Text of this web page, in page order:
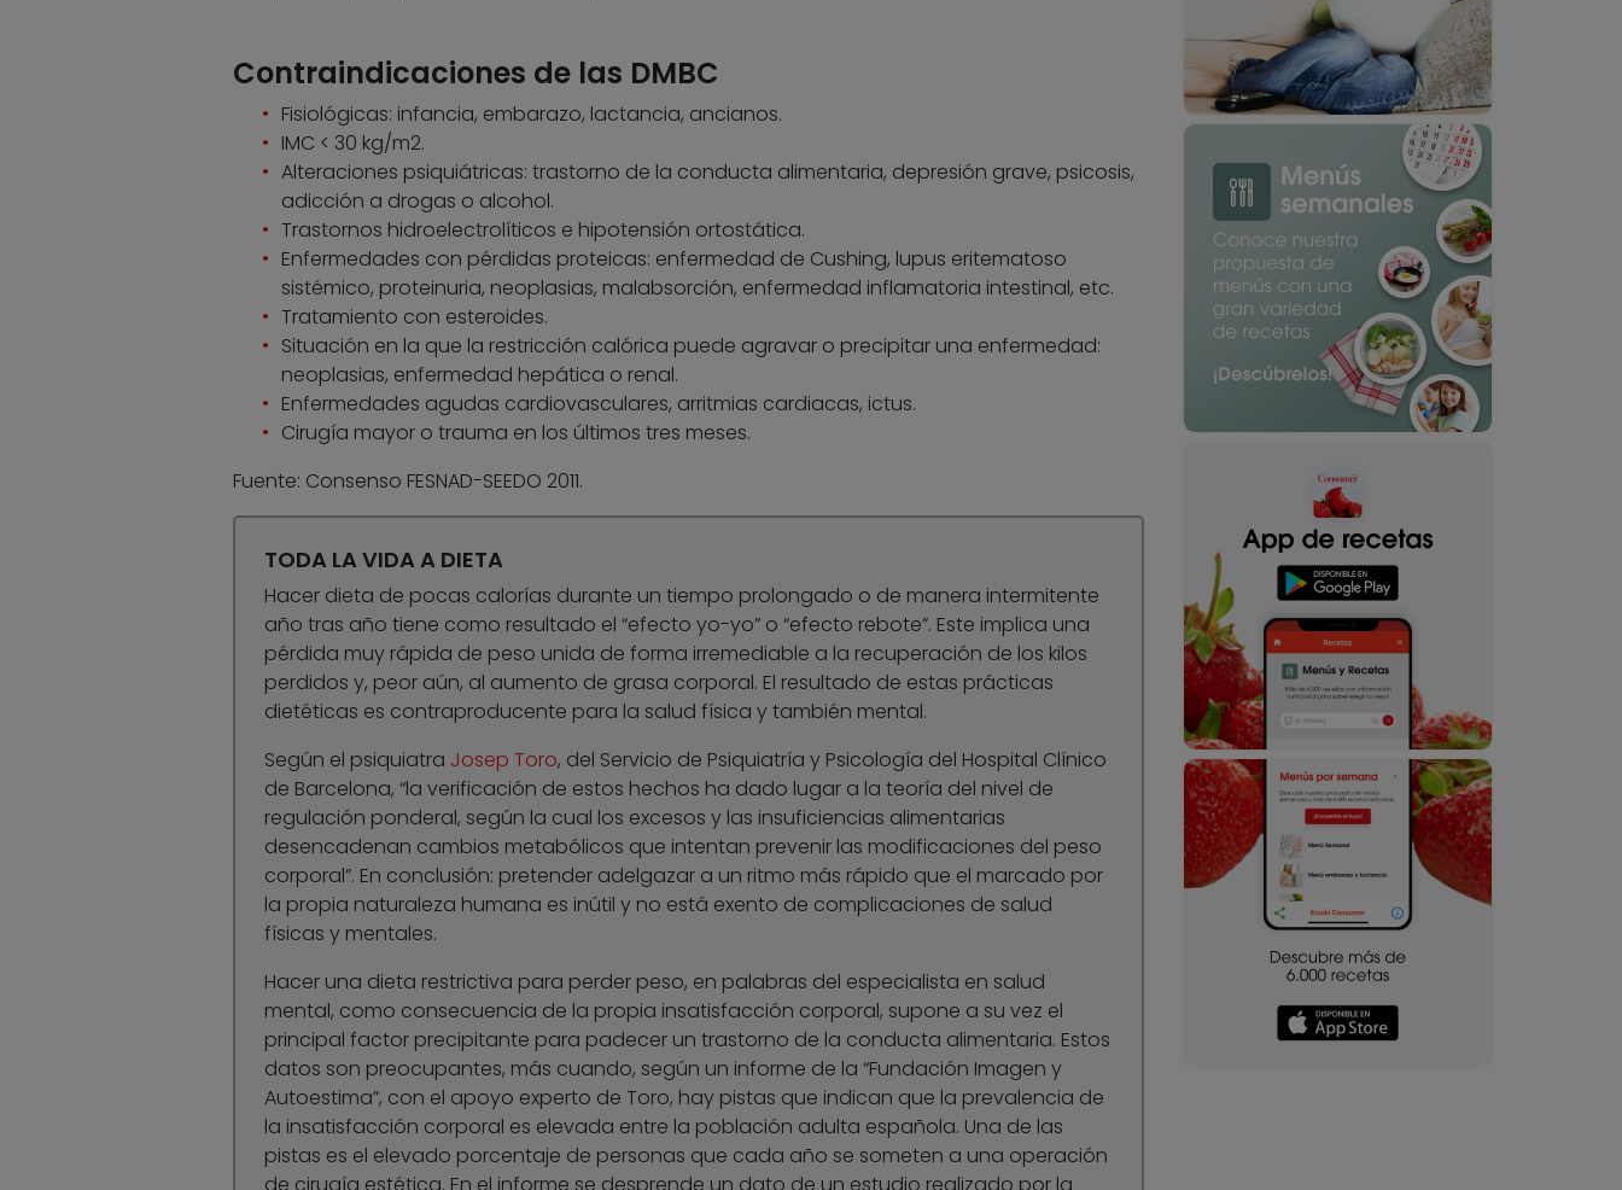
Contraindicaciones de las DMBC
Fisiológicas: infancia, embarazo, lactancia, ancianos.
IMC < 30 kg/m2.
Alteraciones psiquiátricas: trastorno de la conducta alimentaria, depresión grave, psicosis,
adicción a drogas o alcohol.
Trastornos hidroelectrolíticos e hipotensión ortostática.
Enfermedades con pérdidas proteicas: enfermedad de Cushing, lupus eritematoso
sistémico, proteinuria, neoplasias, malabsorción, enfermedad inflamatoria intestinal, etc.
Tratamiento con esteroides.
Situación en la que la restricción calórica puede agravar o precipitar una enfermedad:
neoplasias, enfermedad hepática o renal.
Enfermedades agudas cardiovasculares, arritmias cardiacas, ictus.
Cirugía mayor o trauma en los últimos tres meses.
Fuente: Consenso FESNAD-SEEDO 2011.
TODA LA VIDA A DIETA
Hacer dieta de pocas calorías durante un tiempo prolongado o de manera intermitente
año tras año tiene como resultado el “efecto yo-yo” o “efecto rebote”. Este implica una
pérdida muy rápida de peso unida de forma irremediable a la recuperación de los kilos
perdidos y, peor aún, al aumento de grasa corporal. El resultado de estas prácticas
dietéticas es contraproducente para la salud física y también mental.
Según el psiquiatra Josep Toro, del Servicio de Psiquiatría y Psicología del Hospital Clínico
de Barcelona, “la verificación de estos hechos ha dado lugar a la teoría del nivel de
regulación ponderal, según la cual los excesos y las insuficiencias alimentarias
desencadenan cambios metabólicos que intentan prevenir las modificaciones del peso
corporal”. En conclusión: pretender adelgazar a un ritmo más rápido que el marcado por
la propia naturaleza humana es inútil y no está exento de complicaciones de salud
físicas y mentales.
Hacer una dieta restrictiva para perder peso, en palabras del especialista en salud
mental, como consecuencia de la propia insatisfacción corporal, supone a su vez el
principal factor precipitante para padecer un trastorno de la conducta alimentaria. Estos
datos son preocupantes, más cuando, según un informe de la “Fundación Imagen y
Autoestima”, con el apoyo experto de Toro, hay pistas que indican que la prevalencia de
la insatisfacción corporal es elevada entre la población adulta española. Una de las
pistas es el elevado porcentaje de personas que cada año se someten a una operación